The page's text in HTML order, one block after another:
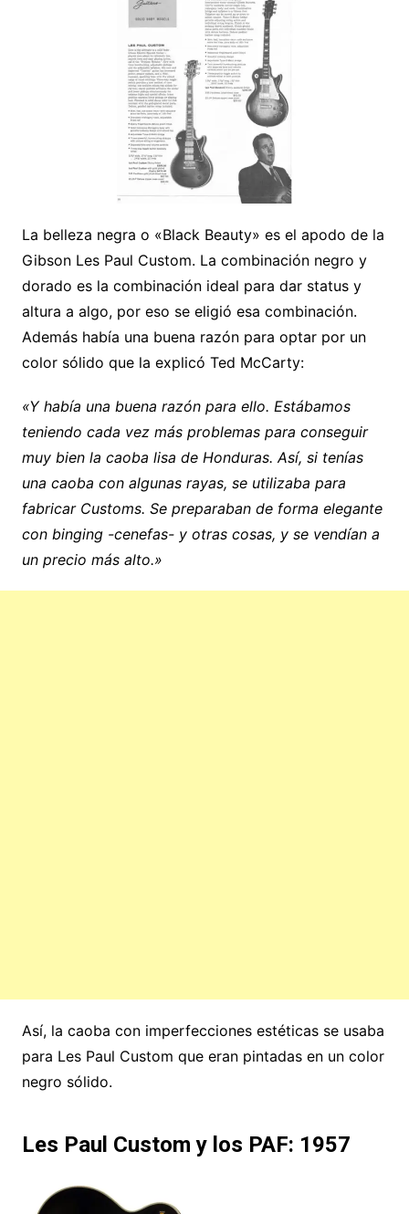
La belleza negra o «Black Beauty» es el apodo de la
Gibson Les Paul Custom. La combinación negro y
dorado es la combinación ideal para dar status y
altura a algo, por eso se eligió esa combinación.
Además había una buena razón para optar por un
color sólido que la explicó Ted McCarty:
«Y había una buena razón para ello. Estábamos
teniendo cada vez más problemas para conseguir
muy bien la caoba lisa de Honduras. Así, si tenías
una caoba con algunas rayas, se utilizaba para
fabricar Customs. Se preparaban de forma elegante
con binging -cenefas- y otras cosas, y se vendían a
un precio más alto.»
Así, la caoba con imperfecciones estéticas se usaba
para Les Paul Custom que eran pintadas en un color
negro sólido.
Les Paul Custom y los PAF: 1957